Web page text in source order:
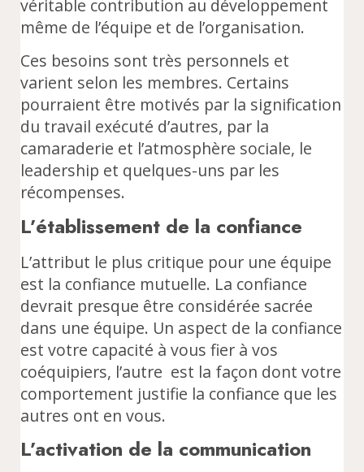
véritable contribution au développement
même de l’équipe et de l’organisation.
Ces besoins sont très personnels et
varient selon les membres. Certains
pourraient être motivés par la signification
du travail exécuté d’autres, par la
camaraderie et l’atmosphère sociale, le
leadership et quelques-uns par les
récompenses.
L’établissement de la confiance
L’attribut le plus critique pour une équipe
est la confiance mutuelle. La confiance
devrait presque être considérée sacrée
dans une équipe. Un aspect de la confiance
est votre capacité à vous fier à vos
coéquipiers, l’autre est la façon dont votre
comportement justifie la confiance que les
autres ont en vous.
L’activation de la communication